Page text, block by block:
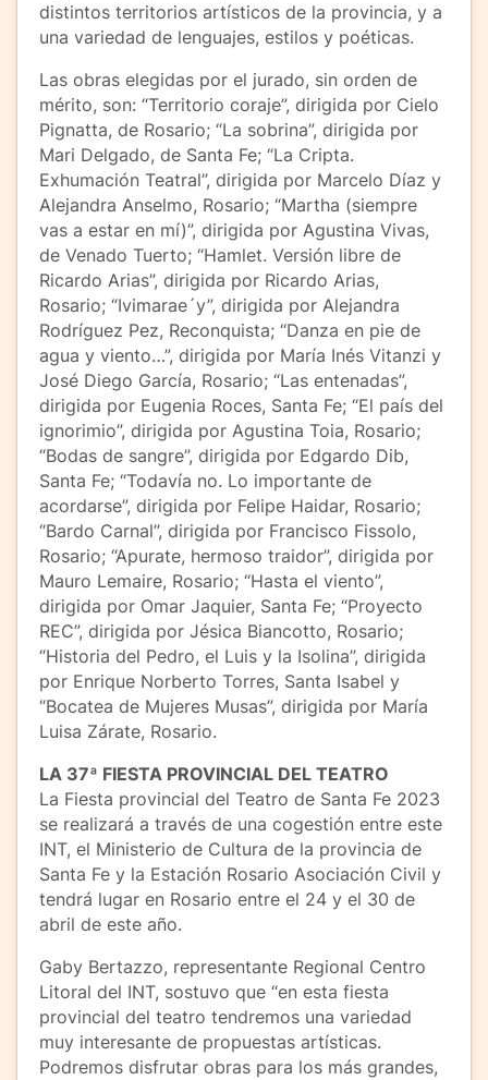
distintos territorios artísticos de la provincia, y a
una variedad de lenguajes, estilos y poéticas.
Las obras elegidas por el jurado, sin orden de
mérito, son: “Territorio coraje”, dirigida por Cielo
Pignatta, de Rosario; “La sobrina”, dirigida por
Mari Delgado, de Santa Fe; “La Cripta.
Exhumación Teatral”, dirigida por Marcelo Díaz y
Alejandra Anselmo, Rosario; “Martha (siempre
vas a estar en mí)”, dirigida por Agustina Vivas,
de Venado Tuerto; “Hamlet. Versión libre de
Ricardo Arias”, dirigida por Ricardo Arias,
Rosario; “Ivimarae´y”, dirigida por Alejandra
Rodríguez Pez, Reconquista; “Danza en pie de
agua y viento…”, dirigida por María Inés Vitanzi y
José Diego García, Rosario; “Las entenadas”,
dirigida por Eugenia Roces, Santa Fe; “El país del
ignorimio”, dirigida por Agustina Toia, Rosario;
“Bodas de sangre”, dirigida por Edgardo Dib,
Santa Fe; “Todavía no. Lo importante de
acordarse”, dirigida por Felipe Haidar, Rosario;
“Bardo Carnal”, dirigida por Francisco Fissolo,
Rosario; “Apurate, hermoso traidor”, dirigida por
Mauro Lemaire, Rosario; “Hasta el viento”,
dirigida por Omar Jaquier, Santa Fe; “Proyecto
REC”, dirigida por Jésica Biancotto, Rosario;
“Historia del Pedro, el Luis y la Isolina”, dirigida
por Enrique Norberto Torres, Santa Isabel y
“Bocatea de Mujeres Musas”, dirigida por María
Luisa Zárate, Rosario.
LA 37ª FIESTA PROVINCIAL DEL TEATRO
La Fiesta provincial del Teatro de Santa Fe 2023
se realizará a través de una cogestión entre este
INT, el Ministerio de Cultura de la provincia de
Santa Fe y la Estación Rosario Asociación Civil y
tendrá lugar en Rosario entre el 24 y el 30 de
abril de este año.
Gaby Bertazzo, representante Regional Centro
Litoral del INT, sostuvo que “en esta fiesta
provincial del teatro tendremos una variedad
muy interesante de propuestas artísticas.
Podremos disfrutar obras para los más grandes,